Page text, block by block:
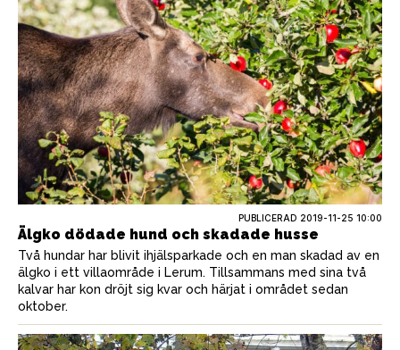
PUBLICERAD 2019-11-25 10:00
Älgko dödade hund och skadade husse
Två hundar har blivit ihjälsparkade och en man skadad av en
älgko i ett villaområde i Lerum. Tillsammans med sina två
kalvar har kon dröjt sig kvar och härjat i området sedan
oktober.